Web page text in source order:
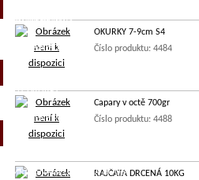
OKURKY 7-9cm S4
Číslo produktu: 4484
Capary v octě 700gr
Číslo produktu: 4488
RAJČATA DRCENÁ 10KG
UZENÉ MASO
KLOBÁSY A PÁRKY
MRAŽENÉ RYBY
MRAŽENÉ OVOCE
,UZ.DRŮBEŽ
MRAŽENÉ PŘÍLOHY
MRAŽENÁ ZELENINA A HOUBY